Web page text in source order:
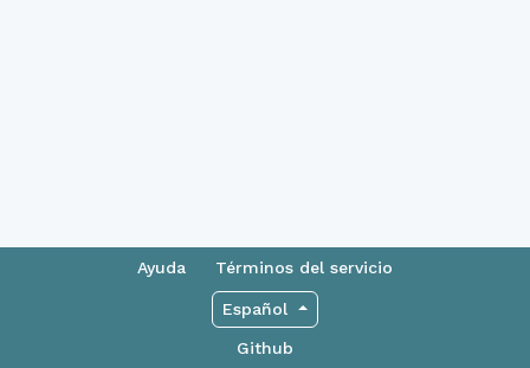
Ayuda Términos del servicio
Español
Github